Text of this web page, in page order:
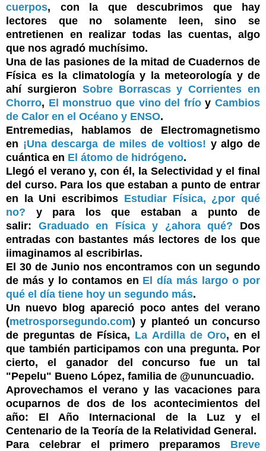
cuerpos, con la que descubrimos que hay
lectores que no solamente leen, sino se
entretienen en realizar todas las cuentas, algo
que nos agradó muchísimo.
Una de las pasiones de la mitad de Cuadernos de
Física es la climatología y la meteorología y de
ahí surgieron Sobre Borrascas y Corrientes en
Chorro, El monstruo que vino del fríoy Cambios
de Calor en el Océano y ENSO.
Entremedias, hablamos de Electromagnetismo
en ¡Una descarga de miles de voltios! y algo de
cuántica en El átomo de hidrógeno.
Llegó el verano y, con él, la Selectividad y el final
del curso. Para los que estaban a punto de entrar
en la Uni escribimos Estudiar Física, ¿por qué
no? y para los que estaban a punto de
salir: Graduado en Física y ¿ahora qué? Dos
entradas con bastantes más lectores de los que
iimaginamos al escribirlas.
El 30 de Junio nos encontramos con un segundo
de más y lo contamos en El día más largo o por
qué el día tiene hoy un segundo más.
Un nuevo blog apareció poco antes del verano
(metrosporsegundo.com) y planteó un concurso
de preguntas de Física, La Ardilla de Oro, en el
que también participamos con una pregunta. Por
cierto, el ganador del concurso fue un tal
"Pepelu" Bueno López, familia de @ununcuadio.
Aprovechamos el verano y las vacaciones para
ocuparnos de dos de los acontecimientos del
año: El Año Internacional de la Luz y el
Centenario de la Teoría de la Relatividad General.
Para celebrar el primero preparamos Breve